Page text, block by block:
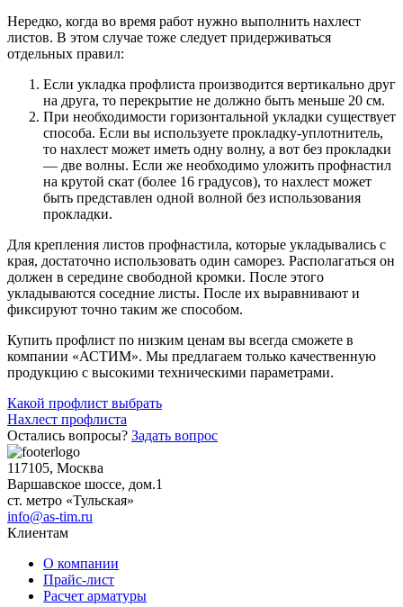
Нередко, когда во время работ нужно выполнить нахлест
листов. В этом случае тоже следует придерживаться
отдельных правил:
Если укладка профлиста производится вертикально друг
на друга, то перекрытие не должно быть меньше 20 см.
При необходимости горизонтальной укладки существует
способа. Если вы используете прокладку-уплотнитель,
то нахлест может иметь одну волну, а вот без прокладки
— две волны. Если же необходимо уложить профнастил
на крутой скат (более 16 градусов), то нахлест может
быть представлен одной волной без использования
прокладки.
Для крепления листов профнастила, которые укладывались с
края, достаточно использовать один саморез. Располагаться он
должен в середине свободной кромки. После этого
укладываются соседние листы. После их выравнивают и
фиксируют точно таким же способом.
Купить профлист по низким ценам вы всегда сможете в
компании «АСТИМ». Мы предлагаем только качественную
продукцию с высокими техническими параметрами.
Навигация
по
записям
Какой профлист выбрать
Нахлест профлиста
Остались вопросы? Задать вопрос
117105, Москва
Варшавское шоссе, дом.1
ст. метро «Тульская»
info@as-tim.ru
Клиентам
О компании
Прайс-лист
Расчет арматуры